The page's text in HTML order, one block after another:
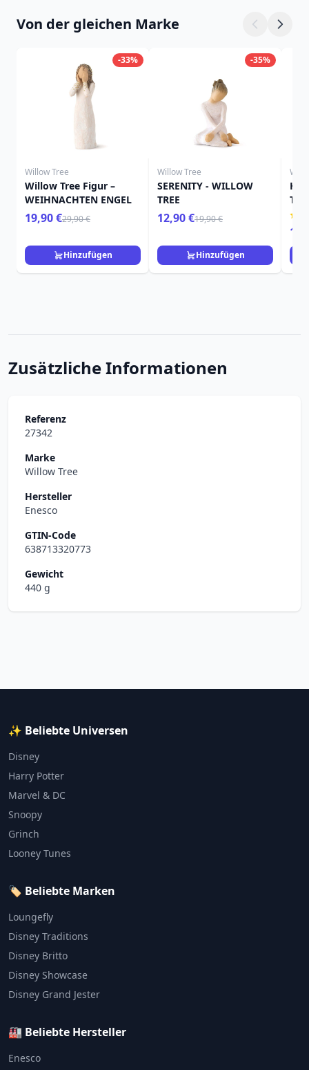
Von der gleichen Marke
-33%
Willow Tree
Willow Tree Figur –
WEIHNACHTEN ENGEL
19,90 €29,90 €
Hinzufügen
-35%
Willow Tree
SERENITY - WILLOW
TREE
12,90 €19,90 €
Hinzufügen
Zusätzliche Informationen
Referenz
27342
Marke
Willow Tree
Hersteller
Enesco
GTIN-Code
638713320773
Gewicht
440 g
✨ Beliebte Universen
Disney
Harry Potter
Marvel & DC
Snoopy
Grinch
Looney Tunes
🏷️ Beliebte Marken
Loungefly
Disney Traditions
Disney Britto
Disney Showcase
Disney Grand Jester
🏭 Beliebte Hersteller
Enesco